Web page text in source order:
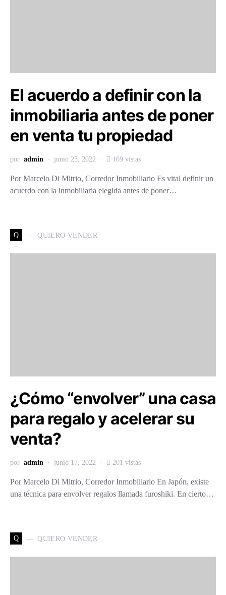
El acuerdo a definir con la
inmobiliaria antes de poner
en venta tu propiedad
por admin junio 23, 2022 169 vistas
Por Marcelo Di Mitrio, Corredor Inmobiliario Es vital definir un
acuerdo con la inmobiliaria elegida antes de poner…
Q QUIERO VENDER
¿Cómo “envolver” una casa
para regalo y acelerar su
venta?
por admin junio 17, 2022 201 vistas
Por Marcelo Di Mitrio, Corredor Inmobiliario En Japón, existe
una técnica para envolver regalos llamada furoshiki. En cierto…
Q QUIERO VENDER